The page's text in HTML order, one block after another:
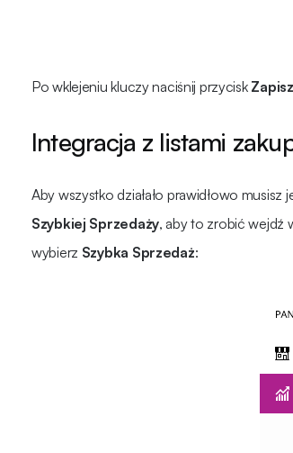
Po wklejeniu kluczy naciśnij przycisk
Integracja z listami
Aby wszystko działało prawidłowo
Szybkiej Sprzedaży, aby to zrobić wejdź
wybierz Szybka Sprzedaż: